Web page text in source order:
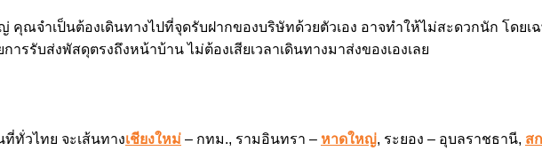
จำเป็นต้องเดินทางไปที่จุดรับฝากของบริษัทด้วยตัวเอง อาจทำให้ไม่สะดวกนัก โดยเ
รับส่งพัสดุตรงถึงหน้าบ้าน ไม่ต้องเสียเวลาเดินทางมาส่งของเองเลย
ทั่วไทย จะเส้นทางเชียงใหม่ – กทม., รามอินทรา – หาดใหญ่, ระยอง – อุบลราชธานี, ส